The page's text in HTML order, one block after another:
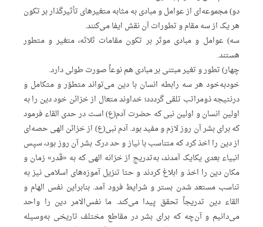
دو) مجموعه‌ای از عوامل و مبادی به مثابه متغیرهای تأثیرگذار بر تکون
هر یک از سه مقام و تطورات آن نقش ایفا می‌کنند.
سه) عوامل و مبادی موثر بر تکون مقامات ثلاثه، متغیر و متطور
هستند.
چهار) تطور و تغیر مبتنی بر مبادی هم نوعاً صورت طولی دارد.
خودبه‌خود هر سه رابطه انسان با دین می‌تواند متطوّر و متکامل و
درنتیجه ذومراتب تلقی گرددد؛ خداوند متعال از خزائن خود دین را به
اولین انسان و اولین نبی که حضرت آدم(ع) است در حدی القاء فرمود
که برای بشر آن روز لازم و مفید بود. آدم نبی(ع) از خزائن الهی حصه‌ای
از دین را اخذ کرد که متناسب با نیاز و حد درک بشر آن روز بود، سپس
انبیاء بعدی یکایک آمدند، به‌تدریج از خزانه الهی که به «قَدر» زمان و
مکان دین را اخذ و ابلاغ کردند و حتا تنزیل آموزه‌های اسلامی نیز به
تناسب مستعد شدن بستر و شرایط فرود آمد. بنابراین نفس الهام و
القاء دین تدریجاً تحقق پیدا می‌کند. ما نفس‌الامر دین را واحد
می‌دانیم و آن‌چه که برای بشر در مقاطع مختلف تاریخی به‌وسیله